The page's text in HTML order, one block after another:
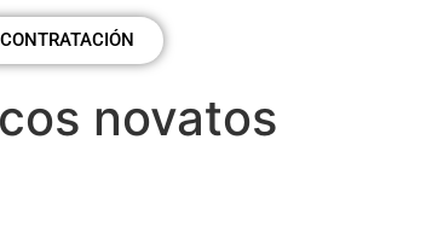
CONTRATACIÓN
novatos